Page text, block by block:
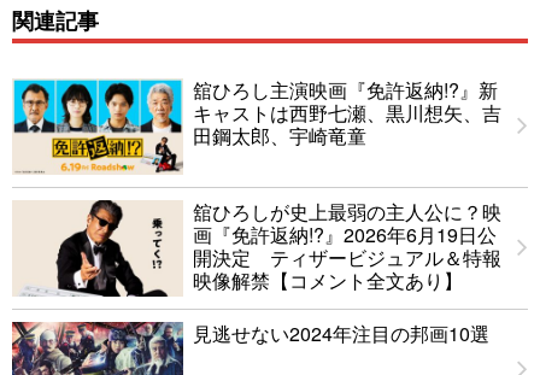
関連記事
舘ひろし主演映画『免許返納!?』新
キャストは西野七瀬、黒川想矢、吉
田鋼太郎、宇崎竜童
舘ひろしが史上最弱の主人公に？映
画『免許返納!?』2026年6月19日公
開決定 ティザービジュアル＆特報
映像解禁【コメント全文あり】
見逃せない2024年注目の邦画10選